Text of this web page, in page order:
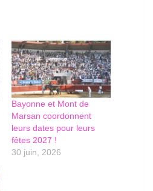
Bayonne et Mont de
Marsan coordonnent
leurs dates pour leurs
fêtes 2027 !
30 juin, 2026